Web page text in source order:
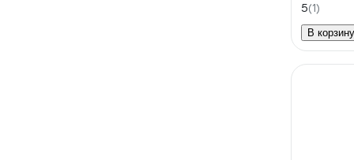
5(1)
В корзину